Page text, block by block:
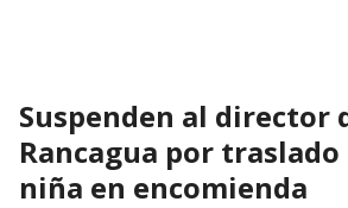
Suspenden al director
Rancagua por
niña en encomienda